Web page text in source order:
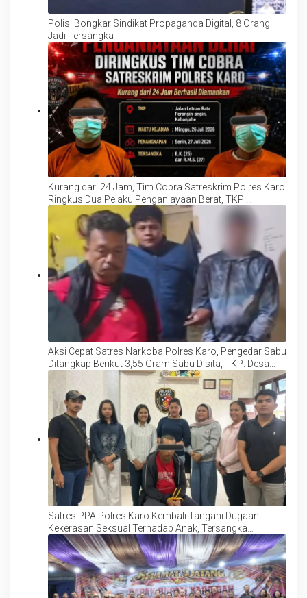
Polisi Bongkar Sindikat Propaganda Digital, 8 Orang
Jadi Tersangka
Kurang dari 24 Jam, Tim Cobra Satreskrim Polres Karo
Ringkus Dua Pelaku Penganiayaan Berat, TKP:
Kabanjahe
Aksi Cepat Satres Narkoba Polres Karo, Pengedar Sabu
Ditangkap Berikut 3,55 Gram Sabu Disita, TKP: Desa
Satres PPA Polres Karo Kembali Tangani Dugaan
Kekerasan Seksual Terhadap Anak, Tersangka
Langsung Ditahan!